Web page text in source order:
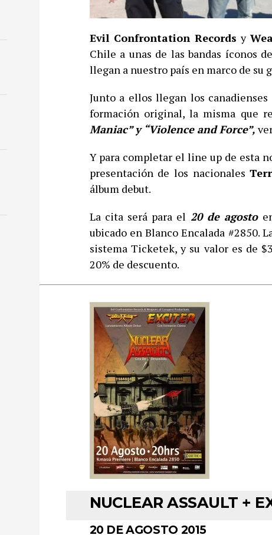
Evil Confrontation Records y
Chile a unas de las bandas íconos
llegan a nuestro país en marco de su
Junto a ellos llegan los
formación original, la misma que
Maniac” y “Violence and Force”,
Y para completar el line up de esta
presentación de los nacionales
álbum debut.
La cita será para el 20 de agosto
ubicado en Blanco Encalada #2850.
sistema Ticketek, y su valor es de
20% de descuento.
NUCLEAR ASSAULT +
20 DE AGOSTO 2015